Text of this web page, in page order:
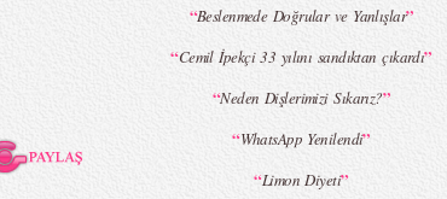
“Beslenmede Doğrular ve Yanlışlar”
“Cemil İpekçi 33 yılını sandıktan çıkardı”
“Neden Dişlerimizi Sıkarız?”
“WhatsApp Yenilendi”
“Limon Diyeti”